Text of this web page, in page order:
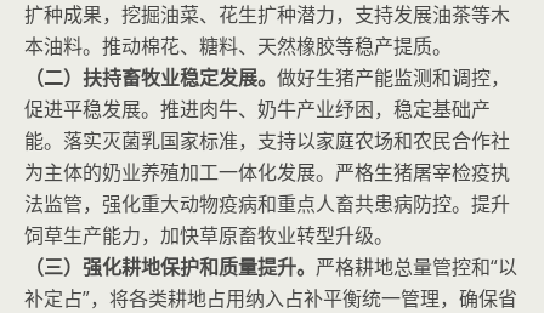
扩种成果，挖掘油菜、花生扩种潜力，支持发展油茶等木
本油料。推动棉花、糖料、天然橡胶等稳产提质。
（二）扶持畜牧业稳定发展。 做好生猪产能监测和调控，
促进平稳发展。推进肉牛、奶牛产业纾困，稳定基础产
能。落实灭菌乳国家标准，支持以家庭农场和农民合作社
为主体的奶业养殖加工一体化发展。严格生猪屠宰检疫执
法监管，强化重大动物疫病和重点人畜共患病防控。提升
饲草生产能力，加快草原畜牧业转型升级。
（三）强化耕地保护和质量提升。 严格耕地总量管控和“以
补定占”，将各类耕地占用纳入占补平衡统一管理，确保省